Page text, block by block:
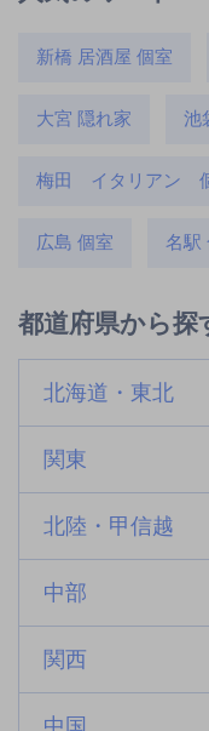
新橋 居酒屋 個室
大宮 隠れ家 池
梅田 イタリアン
広島 個室 名駅
都道府県から探
北海道・東北
関東
北陸・甲信越
中部
関西
中国